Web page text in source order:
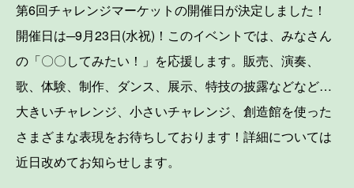
第6回チャレンジマーケットの開催日が決定しました！
開催日は─9月23日(水祝)！このイベントでは、みなさん
の「〇〇してみたい！」を応援します。販売、演奏、
歌、体験、制作、ダンス、展示、特技の披露などなど…
大きいチャレンジ、小さいチャレンジ、創造館を使った
さまざまな表現をお待ちしております！詳細については
近日改めてお知らせします。